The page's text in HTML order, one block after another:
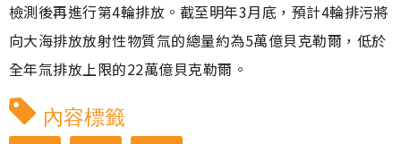
檢測後再進行第4輪排放。截至明年3月底，預計4輪排污將
向大海排放放射性物質氚的總量約為5萬億貝克勒爾，低於
全年氚排放上限的22萬億貝克勒爾。
內容標籤